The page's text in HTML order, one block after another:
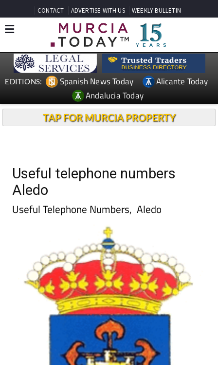
CONTACT ADVERTISE WITH US WEEKLY BULLETIN
EDITIONS: Spanish News Today
Alicante Today
Andalucia Today
TAP FOR MURCIA PROPERTY
Useful telephone numbers
Aledo
Useful Telephone Numbers, Aledo